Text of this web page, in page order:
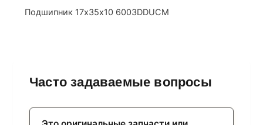
Подшипник 17х35х10 6003DDUCM
Часто задаваемые вопросы